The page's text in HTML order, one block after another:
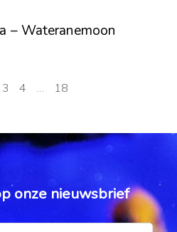
– Wateranemoon
3 4 … 18
onze nieuwsbrief